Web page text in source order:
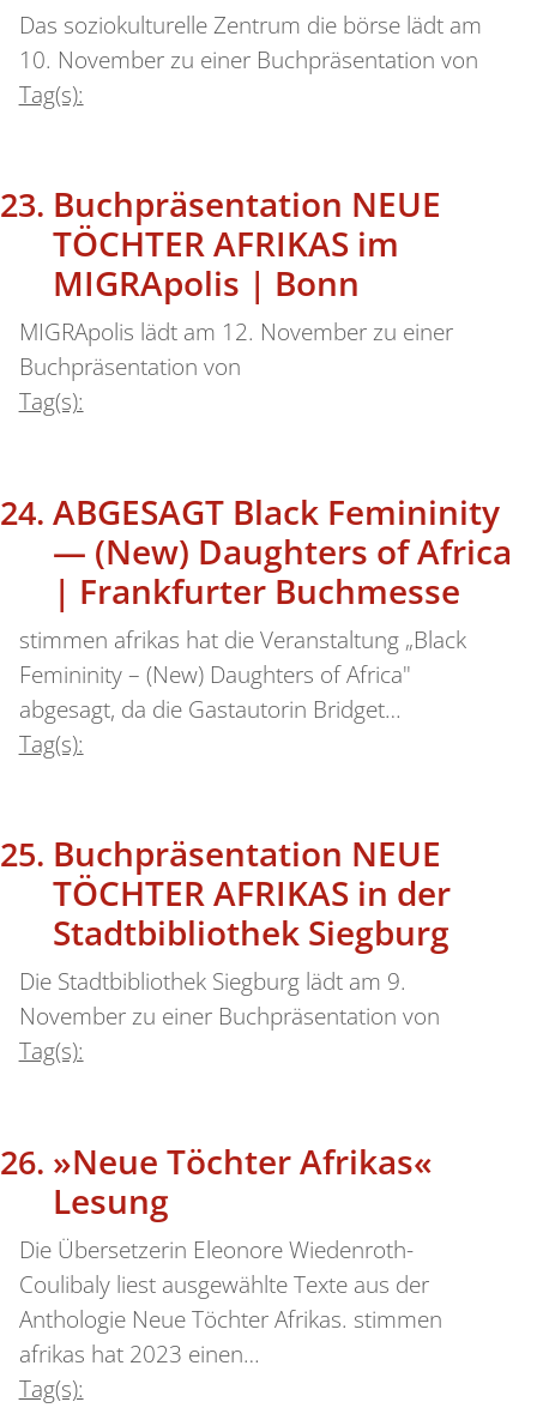
Das soziokulturelle Zentrum die börse lädt am
10. November zu einer Buchpräsentation von
Tag(s):
Buchpräsentation NEUE
TÖCHTER AFRIKAS im
MIGRApolis | Bonn
MIGRApolis lädt am 12. November zu einer
Buchpräsentation von
Tag(s):
ABGESAGT Black Femininity
— (New) Daughters of Africa
| Frankfurter Buchmesse
stimmen afrikas hat die Veranstaltung „Black
Femininity – (New) Daughters of Africa"
abgesagt, da die Gastautorin Bridget…
Tag(s):
Buchpräsentation NEUE
TÖCHTER AFRIKAS in der
Stadtbibliothek Siegburg
Die Stadtbibliothek Siegburg lädt am 9.
November zu einer Buchpräsentation von
Tag(s):
»Neue Töchter Afrikas«
Lesung
Die Übersetzerin Eleonore Wiedenroth-
Coulibaly liest ausgewählte Texte aus der
Anthologie Neue Töchter Afrikas. stimmen
afrikas hat 2023 einen…
Tag(s):